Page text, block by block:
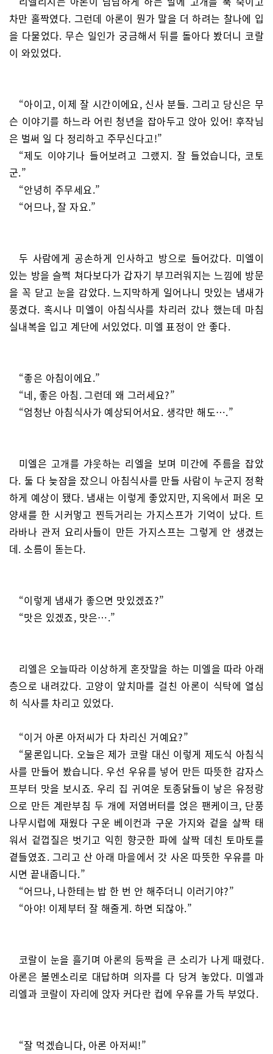
차만 홀짝였다. 그런데 아론이 뭔가 말을 더 하려는 찰나에 입
을 다물었다. 무슨 일인가 궁금해서 뒤를 돌아다 봤더니 코랄
이 와있었다.
“아이고, 이제 잘 시간이에요, 신사 분들. 그리고 당신은 무
슨 이야기를 하느라 어린 청년을 잡아두고 앉아 있어! 후작님
은 벌써 일 다 정리하고 주무신다고!”
“제도 이야기나 들어보려고 그랬지. 잘 들었습니다, 코토
군.”
“안녕히 주무세요.”
“어므나, 잘 자요.”
두 사람에게 공손하게 인사하고 방으로 들어갔다. 미엘이
있는 방을 슬쩍 쳐다보다가 갑자기 부끄러워지는 느낌에 방문
을 꼭 닫고 눈을 감았다. 느지막하게 일어나니 맛있는 냄새가
풍겼다. 혹시나 미엘이 아침식사를 차리러 갔나 했는데 마침
실내복을 입고 계단에 서있었다. 미엘 표정이 안 좋다.
“좋은 아침이에요.”
“네, 좋은 아침. 그런데 왜 그러세요?”
“엄청난 아침식사가 예상되어서요. 생각만 해도….”
미엘은 고개를 갸웃하는 리엘을 보며 미간에 주름을 잡았
다. 둘 다 늦잠을 잤으니 아침식사를 만들 사람이 누군지 정확
하게 예상이 됐다. 냄새는 이렇게 좋았지만, 지옥에서 퍼온 모
양새를 한 시커멓고 찐득거리는 가지스프가 기억이 났다. 트
라바나 관저 요리사들이 만든 가지스프는 그렇게 안 생겼는
데. 소름이 돋는다.
“이렇게 냄새가 좋으면 맛있겠죠?”
“맛은 있겠죠, 맛은….”
리엘은 오늘따라 이상하게 혼잣말을 하는 미엘을 따라 아래
층으로 내려갔다. 고양이 앞치마를 걸친 아론이 식탁에 열심
히 식사를 차리고 있었다.
“이거 아론 아저씨가 다 차리신 거예요?”
“물론입니다. 오늘은 제가 코랄 대신 이렇게 제도식 아침식
사를 만들어 봤습니다. 우선 우유를 넣어 만든 따뜻한 감자스
프부터 맛을 보시죠. 우리 집 귀여운 토종닭들이 낳은 유정랑
으로 만든 계란부침 두 개에 저염버터를 얹은 팬케이크, 단풍
나무시럽에 재웠다 구운 베이컨과 구운 가지와 겉을 살짝 태
워서 겉껍질은 벗기고 익힌 향긋한 파에 살짝 데친 토마토를
곁들였죠. 그리고 산 아래 마을에서 갓 사온 따뜻한 우유를 마
시면 끝내줍니다.”
“어므나, 나한테는 밥 한 번 안 해주더니 이러기야?”
“아야! 이제부터 잘 해줄게. 하면 되잖아.”
코랄이 눈을 흘기며 아론의 등짝을 큰 소리가 나게 때렸다.
아론은 볼멘소리로 대답하며 의자를 다 당겨 놓았다. 미엘과
리엘과 코랄이 자리에 앉자 커다란 컵에 우유를 가득 부었다.
“잘 먹겠습니다, 아론 아저씨!”